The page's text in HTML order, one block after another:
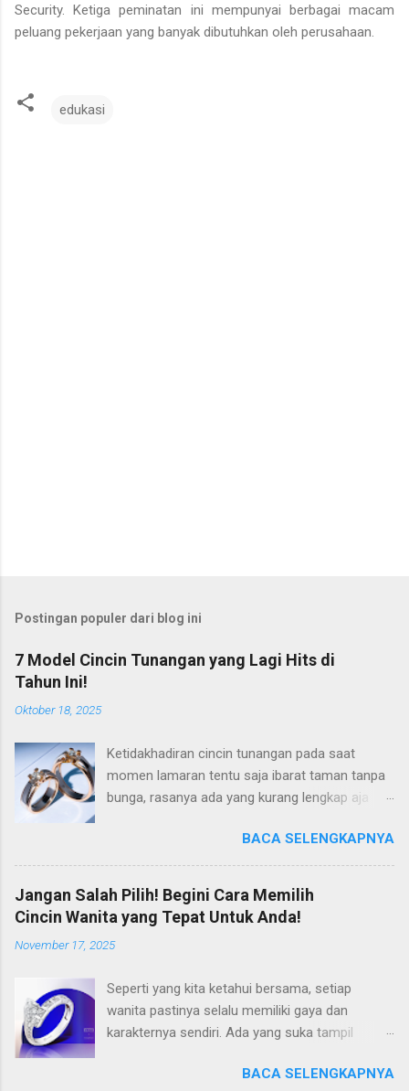
Security. Ketiga peminatan ini mempunyai berbagai macam
peluang pekerjaan yang banyak dibutuhkan oleh perusahaan.
edukasi
Postingan populer dari blog ini
7 Model Cincin Tunangan yang Lagi Hits di
Tahun Ini!
Oktober 18, 2025
Ketidakhadiran cincin tunangan pada saat
momen lamaran tentu saja ibarat taman tanpa
bunga, rasanya ada yang kurang lengkap aja
lamaran ini semakin berkembang, dan hadir
dalam varian harga yang lebih terjangkau. Jadi
tidak ada alasan lagi untuk Anda tidak mengisi
momen lamaran Anda dengan cincin lamaran
yang tepat. Kalaupun Anda sedang mencari
inspirasi mengenai cincin tunangan yang tepat,
Sebab pada kesempatan kali ini, kami akan
merekomendasikan beberapa model cincin
lamaran yang lagi hits, dan semoga saja ada
disimak saja pembahasannya, di bawah ini!
BACA SELENGKAPNYA
Jangan Salah Pilih! Begini Cara Memilih
Cincin Wanita yang Tepat Untuk Anda!
November 17, 2025
Seperti yang kita ketahui bersama, setiap
wanita pastinya selalu memiliki gaya dan
karakternya sendiri. Ada yang suka tampil
memancarkan kemewahan. Apapun gayanya,
BACA SELENGKAPNYA